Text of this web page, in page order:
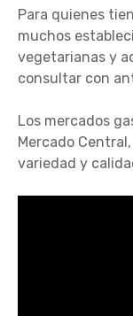
Para quienes
muchos
vegetarianas y
consultar con
Los mercados
Mercado
variedad y